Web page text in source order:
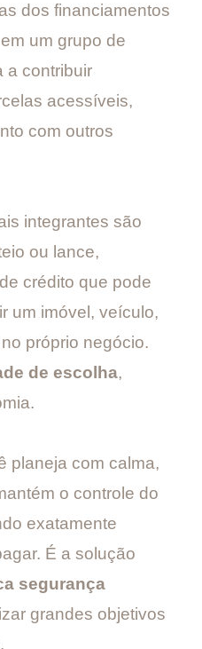
dos financiamentos
um grupo de
a contribuir
acessíveis,
com outros
integrantes são
ou lance,
crédito que pode
um imóvel, veículo,
próprio negócio.
de escolha,
planeja com calma,
o controle do
exatamente
É a solução
segurança
grandes objetivos